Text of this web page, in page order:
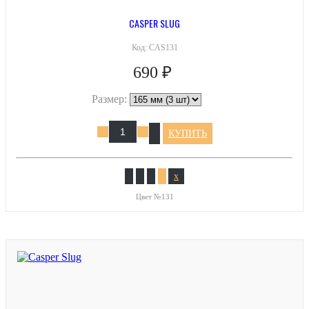
CASPER SLUG
Код: CAS131
690 ₽
Размер:
КУПИТЬ
x
Цвет №131